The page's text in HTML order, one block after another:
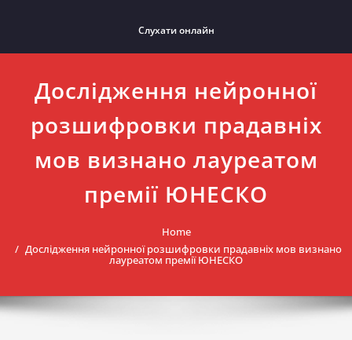
Слухати онлайн
Дослідження нейронної
розшифровки прадавніх
мов визнано лауреатом
премії ЮНЕСКО
Home
Дослідження нейронної розшифровки прадавніх мов визнано
лауреатом премії ЮНЕСКО